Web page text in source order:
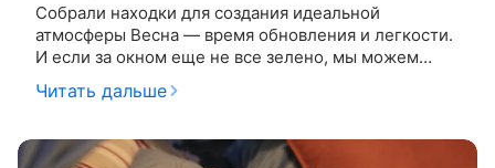
Собрали находки для создания идеальной
атмосферы Весна — время обновления и легкости.
И если за окном еще не все зелено, мы можем
ароматов. Ведь запах способен изменить
Читать дальше